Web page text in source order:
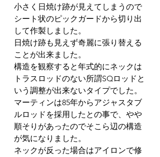
小さく日焼け跡が見えてしまうので
シート状のピックガードから切り出
して作製しました。
日焼け跡も見えず奇麗に張り替える
ことが出来ました。
構造を観察すると年式的にネックは
トラスロッドのない所謂SQロッドと
いう調整が出来ないタイプでした。
マーティンは85年からアジャスタブ
ルロッドを採用したとの事で、やや
順そりがあったのでそこら辺の構造
が気になりました。
ネックが反った場合はアイロンで修